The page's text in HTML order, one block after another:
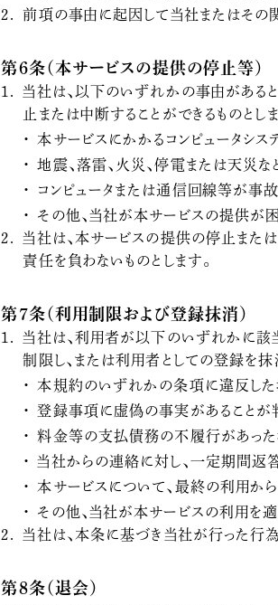
前項の事由に起因して当社またはその
第6条（本サービスの提供の停止等）
当社は、以下のいずれかの事由がある
止または中断することができるものとしま
本サービスにかかるコンピュータシ
地震、落雷、火災、停電または天災
コンピュータまたは通信回線等が事
その他、当社が本サービスの提供が
当社は、本サービスの提供の停止また
責任を負わないものとします。
第7条（利用制限および登録抹消）
当社は、利用者が以下のいずれかに該
制限し、または利用者としての登録を抹
本規約のいずれかの条項に違反し
登録事項に虚偽の事実があることが
料金等の支払債務の不履行があっ
当社からの連絡に対し、一定期間返
本サービスについて、最終の利用か
その他、当社が本サービスの利用を
当社は、本条に基づき当社が行った行
第8条（退会）